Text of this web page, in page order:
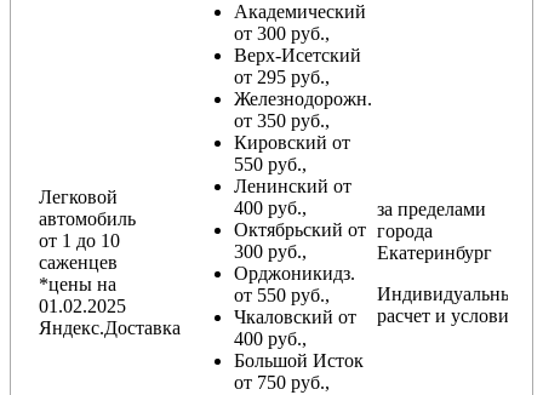
Легковой
автомобиль
от 1 до 10
саженцев
*цены на
01.02.2025
Яндекс.Доставка
Академический
от 300 руб.,
Верх-Исетский
от 295 руб.,
Железнодорожн.
от 350 руб.,
Кировский от
550 руб.,
Ленинский от
400 руб.,
Октябрьский от
300 руб.,
Орджоникидз.
от 550 руб.,
Чкаловский от
400 руб.,
Большой Исток
от 750 руб.,
за пределами
города
Екатеринбург
Индивидуальный
расчет и условия